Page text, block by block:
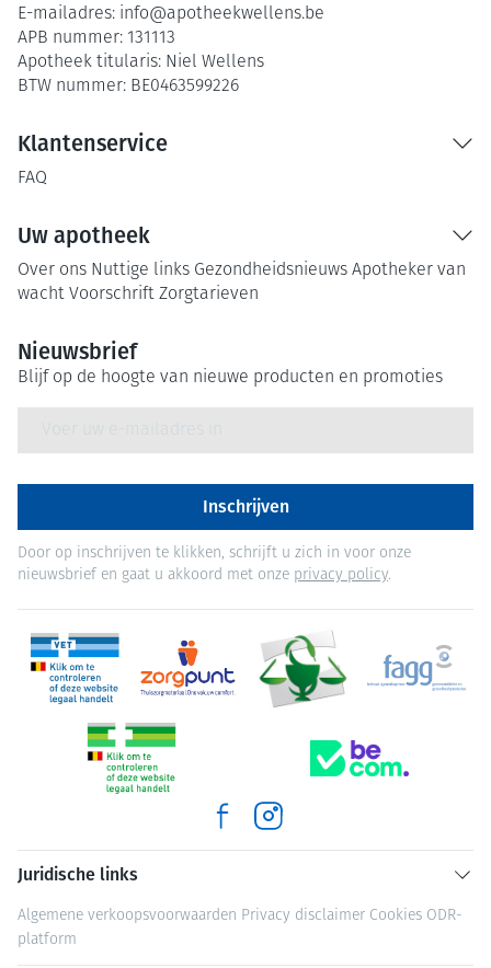
E-mailadres: info@apotheekwellens.be
APB nummer: 131113
Apotheek titularis: Niel Wellens
BTW nummer: BE0463599226
Klantenservice
FAQ
Uw apotheek
Over ons Nuttige links Gezondheidsnieuws Apotheker van
wacht Voorschrift Zorgtarieven
Nieuwsbrief
Blijf op de hoogte van nieuwe producten en promoties
Inschrijven
Door op inschrijven te klikken, schrijft u zich in voor onze
nieuwsbrief en gaat u akkoord met onze privacy policy.
Juridische links
Algemene verkoopsvoorwaarden Privacy disclaimer Cookies ODR-
platform